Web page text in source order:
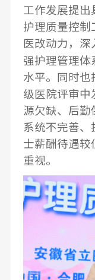
工作发展提出
护理质量控制
医改动力，深
强护理管理体
水平。同时也
级医院评审中
源欠缺、后勤
系统不完善、
士薪酬待遇较
重视。